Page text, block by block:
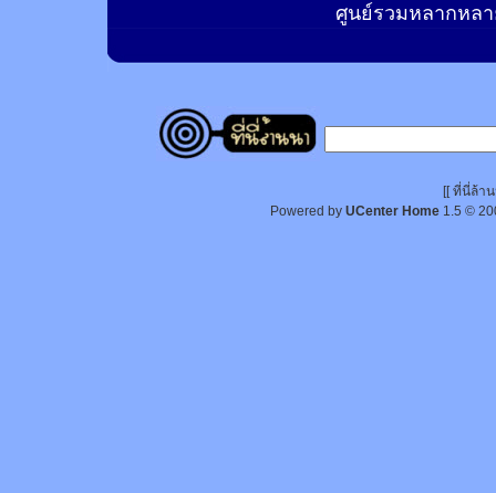
ศูนย์รวมหลากหลา
[[ ที่นี่ล้า
Powered by UCenter Home 1.5 ©